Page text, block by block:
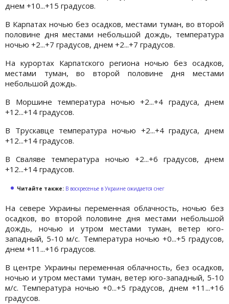
днем +10...+15 градусов.
В Карпатах ночью без осадков, местами туман, во второй
половине дня местами небольшой дождь, температура
ночью +2...+7 градусов, днем +2...+7 градусов.
На курортах Карпатского региона ночью без осадков,
местами туман, во второй половине дня местами
небольшой дождь.
В Моршине температура ночью +2...+4 градуса, днем
+12...+14 градусов.
В Трускавце температура ночью +2...+4 градуса, днем
+12...+14 градусов.
В Сваляве температура ночью +2...+6 градусов, днем
+12...+14 градусов.
Читайте также: В воскресенье в Украине ожидается снег
На севере Украины переменная облачность, ночью без
осадков, во второй половине дня местами небольшой
дождь, ночью и утром местами туман, ветер юго-
западный, 5-10 м/с. Температура ночью +0...+5 градусов,
днем +11...+16 градусов.
В центре Украины переменная облачность, без осадков,
ночью и утром местами туман, ветер юго-западный, 5-10
м/с. Температура ночью +0...+5 градусов, днем +11...+16
градусов.